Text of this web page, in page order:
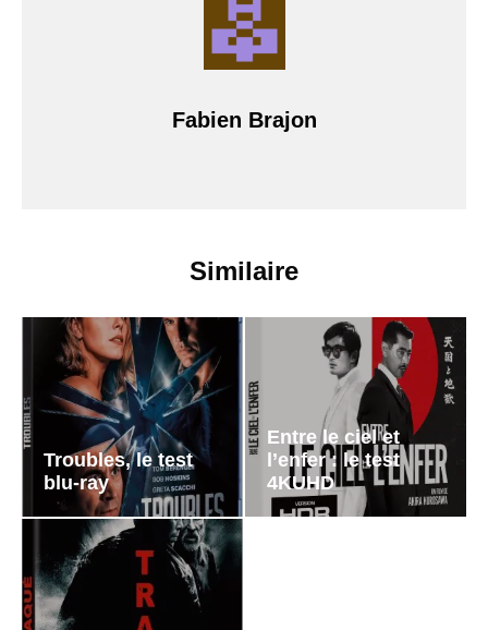
Fabien Brajon
Similaire
Troubles, le test
blu-ray
Entre le ciel et
l’enfer : le test
4KUHD